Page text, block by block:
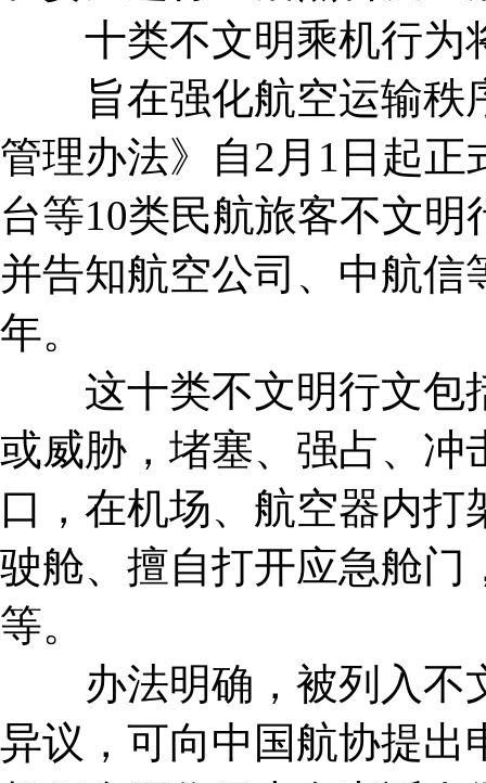
十类不文明乘机行为
旨在强化航空运输秩
管理办法》自2月1日起
台等10类民航旅客不文
并告知航空公司、中航
年。
这十类不文明行文包
或威胁，堵塞、强占、冲
口，在机场、航空器内
驶舱、擅自打开应急舱门
等。
办法明确，被列入不
异议，可向中国航协提出